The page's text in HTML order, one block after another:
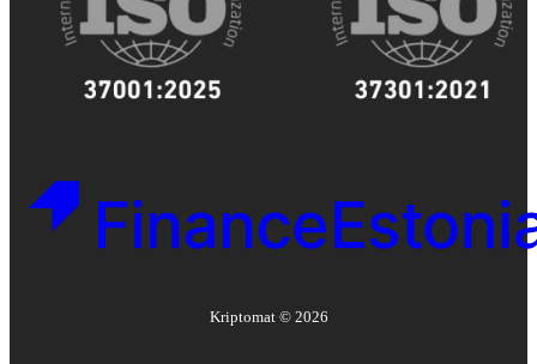
Kriptomat © 2026